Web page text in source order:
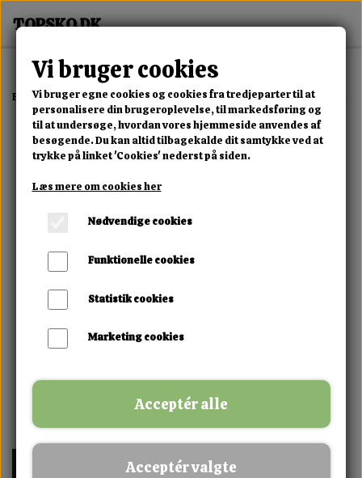
Forside Erotisk Kollektion Dvd Master Steelows Gauntlet Of
Vi bruger cookies
Vi bruger egne cookies og cookies fra tredjeparter til at
personalisere din brugeroplevelse, til markedsføring og
til at undersøge, hvordan vores hjemmeside anvendes af
besøgende. Du kan altid tilbagekalde dit samtykke ved at
trykke på linket 'Cookies' nederst på siden.
Læs mere om cookies her
Nødvendige cookies
Funktionelle cookies
Statistik cookies
Marketing cookies
Acceptér alle
Acceptér valgte